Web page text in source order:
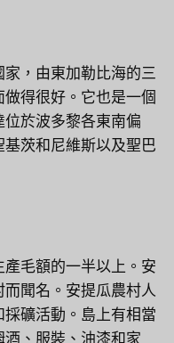
，由東加勒比海的三
得很好。它也是一個
於波多黎各東南偏
茨和尼維斯以及聖巴
毛額的一半以上。安
聞名。安提瓜農村人
礦活動。島上有相當
、服裝、油漆和家